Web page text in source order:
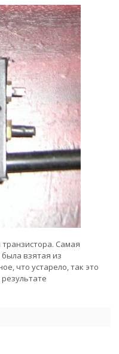
Самая
взятая из
что устарело, так это